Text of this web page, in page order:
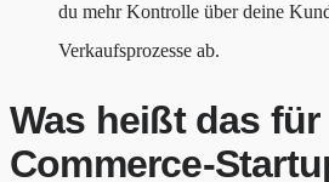
du mehr Kontrolle über deine
Verkaufsprozesse ab.
Was heißt das für
Commerce-